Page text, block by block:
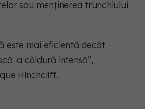
sau menținerea trunchiului
este mai eficientă decât
la căldură intensă”,
Hinchcliff.